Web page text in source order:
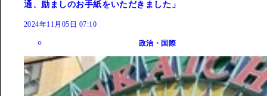
通、励ましのお手紙をいただきました」
2024年11月05日 07:10
政治・国際